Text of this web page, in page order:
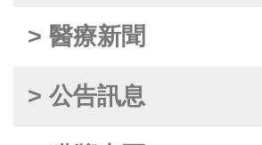
> 醫療新聞
> 公告訊息